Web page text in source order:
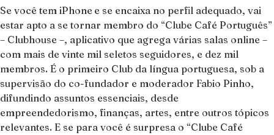
Se você tem iPhone e se encaixa no perfil adequado, vai
estar apto a se tornar membro do “Clube Café Português”
– Clubhouse –, aplicativo que agrega várias salas online –
com mais de vinte mil seletos seguidores, e dez mil
membros. É o primeiro Club da língua portuguesa, sob a
supervisão do co-fundador e moderador Fabio Pinho,
difundindo assuntos essenciais, desde
empreendedorismo, finanças, artes, entre outros tópicos
relevantes. E se para você é surpresa o “Clube Café